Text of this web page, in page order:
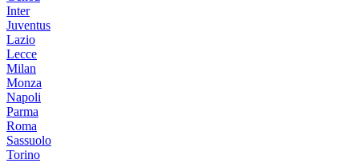
Inter
Juventus
Lazio
Lecce
Milan
Monza
Napoli
Parma
Roma
Sassuolo
Torino